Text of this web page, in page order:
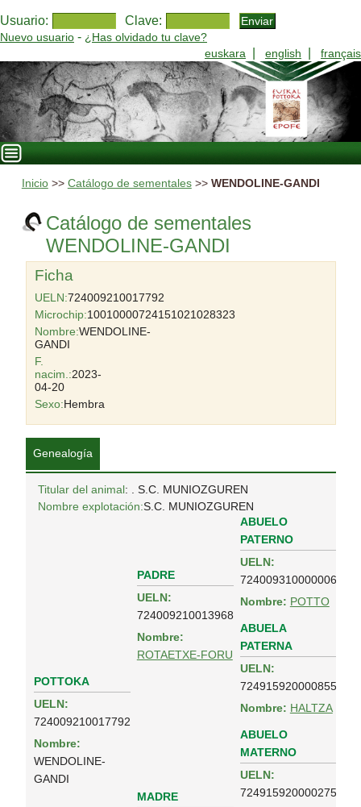
Usuario: Clave:
Nuevo usuario - ¿Has olvidado tu clave?
euskara
english français
Inicio>> Catálogo de sementales>> WENDOLINE-GANDI
Catálogo de sementales
WENDOLINE-GANDI
Ficha
UELN:724009210017792
Microchip:10010000724151021028323
Nombre:WENDOLINE-
GANDI
F.
nacim.:2023-
04-20
Sexo:Hembra
Genealogía
Titular del animal: . S.C. MUNIOZGUREN
Nombre explotación:S.C. MUNIOZGUREN
POTTOKA
UELN:
724009210017792
Nombre:
WENDOLINE-
GANDI
PADRE
UELN:
724009210013968
Nombre:
ROTAETXE-FORU
ABUELO
PATERNO
UELN:
724009310000006
Nombre: POTTO
ABUELA
PATERNA
UELN:
724915920000855
Nombre: HALTZA
MADRE
ABUELO
MATERNO
UELN:
724915920000275